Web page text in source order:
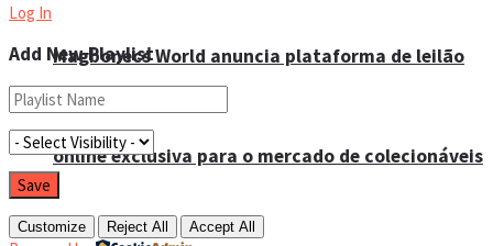
Magbonecs World anuncia plataforma de leilão
online exclusiva para o mercado de colecionáveis
Log In
Add New Playlist
Customize Reject All Accept All